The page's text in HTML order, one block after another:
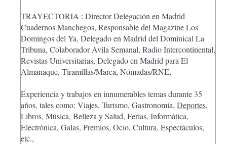
TRAYECTORIA : Director Delegación en Madrid
Cuadernos Manchegos, Responsable del Magazine Los
Domingos del Ya, Delegado en Madrid del Dominical La
Tribuna, Colaborador Avila Semanal, Radio Intercontinental,
Revistas Universitarias, Delegado en Madrid para El
Almanaque, Tiramillas/Marca, Nómadas/RNE,
Experiencia y trabajos en innumerables temas durante 35
años, tales como: Viajes, Turismo, Gastronomía, Deportes,
Libros, Música, Belleza y Salud, Ferias, Informática,
Electrónica, Galas, Premios, Ocio, Cultura, Espectáculos,
etc.,